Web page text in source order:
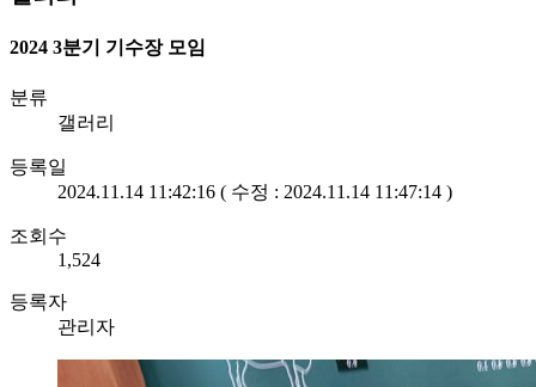
2024 3분기 기수장 모임
분류
갤러리
등록일
2024.11.14 11:42:16 ( 수정 : 2024.11.14 11:47:14 )
조회수
1,524
등록자
관리자